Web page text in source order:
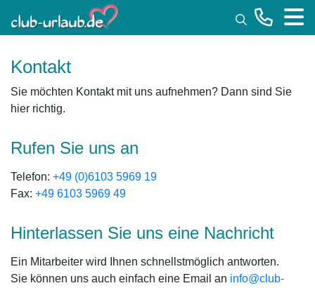
Kontakt
Sie möchten Kontakt mit uns aufnehmen? Dann sind Sie
hier richtig.
Rufen Sie uns an
Telefon: +49 (0)6103 5969 19
Fax: +49 6103 5969 49
Hinterlassen Sie uns eine Nachricht
Ein Mitarbeiter wird Ihnen schnellstmöglich antworten.
Sie können uns auch einfach eine Email an info@club-